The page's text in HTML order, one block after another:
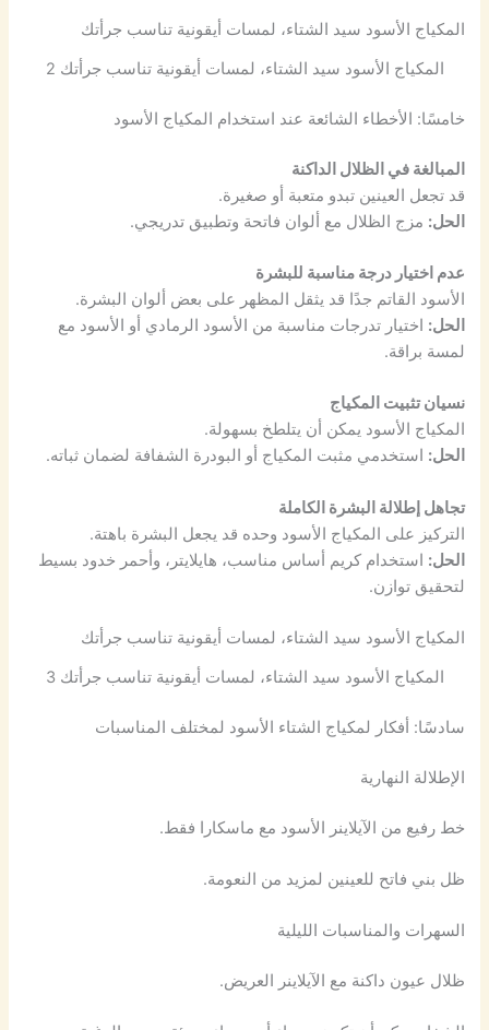
المكياج الأسود سيد الشتاء، لمسات أيقونية تناسب جرأتك
المكياج الأسود سيد الشتاء، لمسات أيقونية تناسب جرأتك 2
خامسًا: الأخطاء الشائعة عند استخدام المكياج الأسود
المبالغة في الظلال الداكنة
قد تجعل العينين تبدو متعبة أو صغيرة.
الحل: مزج الظلال مع ألوان فاتحة وتطبيق تدريجي.
عدم اختيار درجة مناسبة للبشرة
الأسود القاتم جدًا قد يثقل المظهر على بعض ألوان البشرة.
الحل: اختيار تدرجات مناسبة من الأسود الرمادي أو الأسود مع
لمسة براقة.
نسيان تثبيت المكياج
المكياج الأسود يمكن أن يتلطخ بسهولة.
الحل: استخدمي مثبت المكياج أو البودرة الشفافة لضمان ثباته.
تجاهل إطلالة البشرة الكاملة
التركيز على المكياج الأسود وحده قد يجعل البشرة باهتة.
الحل: استخدام كريم أساس مناسب، هايلايتر، وأحمر خدود بسيط
لتحقيق توازن.
المكياج الأسود سيد الشتاء، لمسات أيقونية تناسب جرأتك
المكياج الأسود سيد الشتاء، لمسات أيقونية تناسب جرأتك 3
سادسًا: أفكار لمكياج الشتاء الأسود لمختلف المناسبات
الإطلالة النهارية
خط رفيع من الآيلاينر الأسود مع ماسكارا فقط.
ظل بني فاتح للعينين لمزيد من النعومة.
السهرات والمناسبات الليلية
ظلال عيون داكنة مع الآيلاينر العريض.